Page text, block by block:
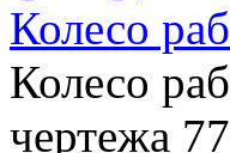
Колесо
Колесо
чертежа